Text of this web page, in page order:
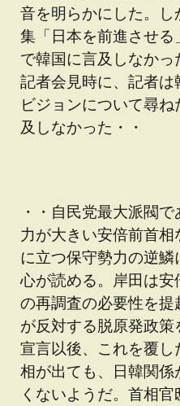
音を明らかにした。
集「日本を前進させ
で韓国に言及しなか
記者会見時に、記者
ビジョンについて尋
及しなかった・・
・・自民党最大派閥
力が大きい安倍前首
に立つ保守勢力の逆
心が読める。岸田は
の再調査の必要性を
が反対する脱原発政
宣言以後、これを覆
相が出ても、日韓関
くないようだ。首相